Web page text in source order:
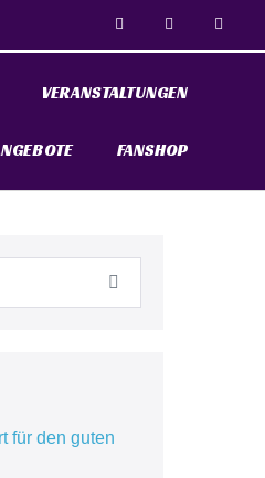
VERANSTALTUNGEN
FANSHOP
für den guten